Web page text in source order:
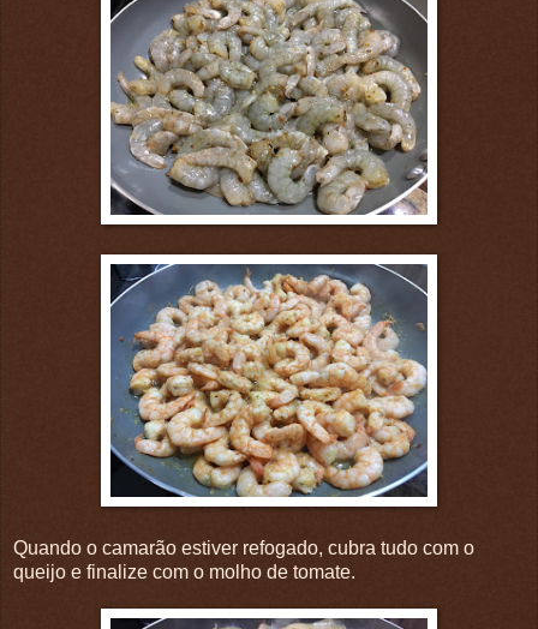
Quando o camarão estiver refogado, cubra tudo com o
queijo e finalize com o molho de tomate.